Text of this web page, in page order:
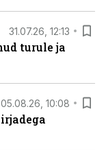
31.07.26, 12:13
turule ja
05.08.26, 10:08